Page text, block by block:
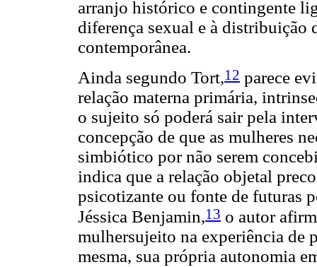
arranjo histórico e contingente
diferença sexual e à distribuição
contemporânea.
Ainda segundo Tort,12 parece
relação materna primária,
o sujeito só poderá sair pela
concepção de que as mulheres
simbiótico por não serem
indica que a relação objetal
psicotizante ou fonte de futuras
Jéssica Benjamin,13 o autor
mulhersujeito na experiência de
mesma, sua própria autonomia